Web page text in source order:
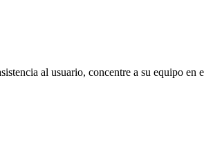
al usuario, concentre a su equipo en